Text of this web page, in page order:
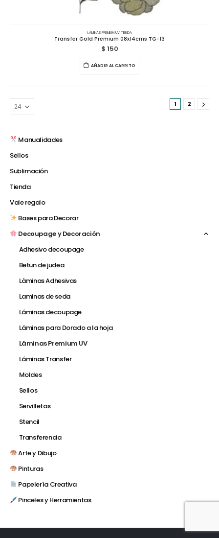
LÁMINAS PREMIUM UV,TIENDA
Transfer Gold Premium 08x14cms TG-13
$ 150
AÑADIR AL CARRITO
1 2
Manualidades
Sellos
Sublimación
Tienda
Vale regalo
Bases para Decorar
Decoupage y Decoración
Adhesivo decoupage
Betun de judea
Làminas Adhesivas
Laminas de seda
Láminas decoupage
Láminas para Dorado a la hoja
Láminas Premium UV
Láminas Transfer
Moldes
Sellos
Servilletas
Stencil
Transferencia
Arte y Dibujo
Pinturas
Papelería Creativa
Pinceles y Herramientas